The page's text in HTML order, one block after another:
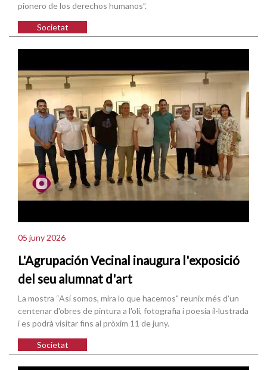
pionero de los derechos humanos”.
Societat
05 juny 2026
L'Agrupación Vecinal inaugura l'exposició
del seu alumnat d'art
La mostra “Así somos, mira lo que hacemos" reunix més d'un
centenar d'obres de pintura a l'oli, fotografia i poesia il·lustrada
i es podrà visitar fins al pròxim 11 de juny.
Societat